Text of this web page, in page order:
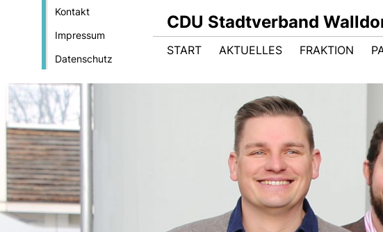
Kontakt
Impressum
Datenschutz
CDU Stadtverband
START AKTUELLES FRAKTION